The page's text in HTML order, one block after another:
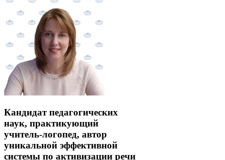
Кандидат педагогических
наук, практикующий
учитель-логопед, автор
уникальной эффективной
системы по активизации речи